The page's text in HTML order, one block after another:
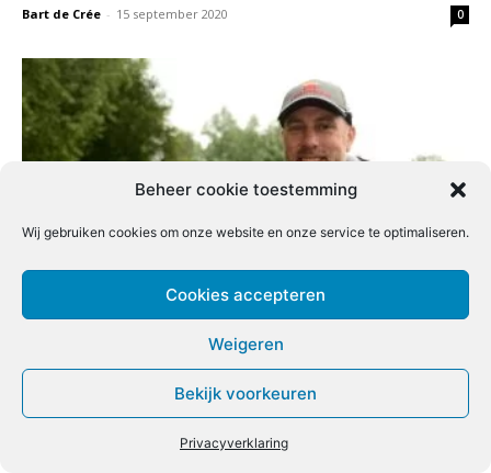
Beheer cookie toestemming
Wij gebruiken cookies om onze website en onze service te optimaliseren.
Cookies accepteren
Weigeren
Bekijk voorkeuren
Privacyverklaring
Bart de Crée - 15 september 2020 0
Zoeken met de method en pellet waggler